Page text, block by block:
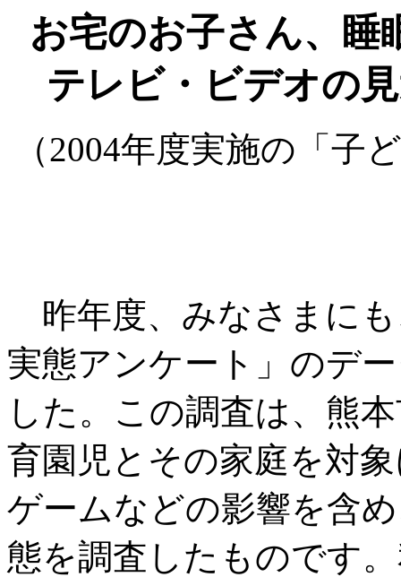
お宅のお子さん、睡
テレビ・ビデオの
（2004年度実施の「子
昨年度、みなさまに
実態アンケート」のデ
した。この調査は、熊
育園児とその家庭を対
ゲームなどの影響を含
態を調査したものです